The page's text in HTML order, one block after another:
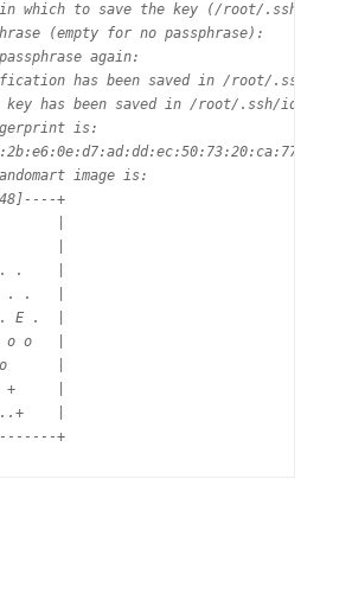
which to save the key (/root/.ssh/
(empty for no passphrase):
again:
has been saved in /root/.ssh/
key has been saved in /root/.ssh/
is:
image is:
+
.    |
. .   |
E .  |
o   |
|
+     |
|